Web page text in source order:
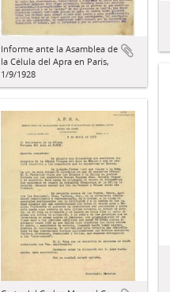
Informe ante la Asamblea de
la Célula del Apra en París,
1/9/1928